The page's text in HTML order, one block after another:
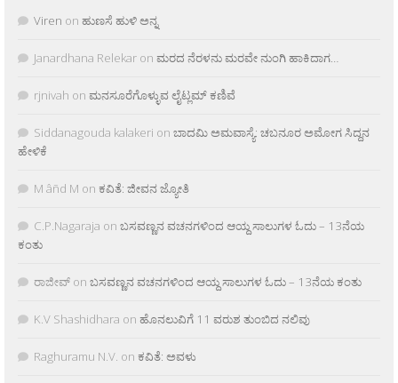
Viren on ಹುಣಸೆ ಹುಳಿ ಅನ್ನ
Janardhana Relekar on ಮರದ ನೆರಳನು ಮರವೇ ನುಂಗಿ ಹಾಕಿದಾಗ…
rjnivah on ಮನಸೂರೆಗೊಳ್ಳುವ ಲೈಟ್ಲಮ್ ಕಣಿವೆ
Siddanagouda kalakeri on ಬಾದಮಿ ಅಮವಾಸ್ಯೆ: ಚಬನೂರ ಅಮೋಗ ಸಿದ್ದನ
ಹೇಳಿಕೆ
M âñd M on ಕವಿತೆ: ಜೀವನ ಜ್ಯೋತಿ
C.P.Nagaraja on ಬಸವಣ್ಣನ ವಚನಗಳಿಂದ ಆಯ್ದ ಸಾಲುಗಳ ಓದು – 13ನೆಯ
ಕಂತು
ರಾಜೀವ್ on ಬಸವಣ್ಣನ ವಚನಗಳಿಂದ ಆಯ್ದ ಸಾಲುಗಳ ಓದು – 13ನೆಯ ಕಂತು
K.V Shashidhara on ಹೊನಲುವಿಗೆ 11 ವರುಶ ತುಂಬಿದ ನಲಿವು
Raghuramu N.V. on ಕವಿತೆ: ಅವಳು